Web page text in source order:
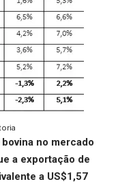
no mercado
a exportação de
a US$1,57